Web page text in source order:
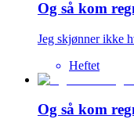
Og så kom
Jeg skjønner ikke
Heftet
Og så kom